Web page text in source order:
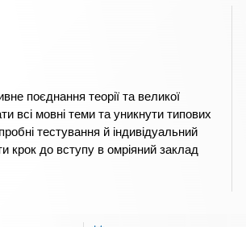
поєднання теорії та великої
всі мовні теми та уникнути типових
тестування й індивідуальний
крок до вступу в омріяний заклад